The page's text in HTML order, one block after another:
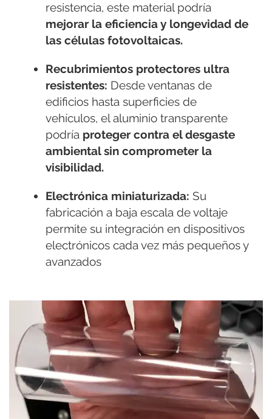
resistencia, este material podría
mejorar la eficiencia y longevidad de
las células fotovoltaicas.
Recubrimientos protectores ultra
resistentes: Desde ventanas de
edificios hasta superficies de
vehículos, el aluminio transparente
podría proteger contra el desgaste
ambiental sin comprometer la
visibilidad.
Electrónica miniaturizada: Su
fabricación a baja escala de voltaje
permite su integración en dispositivos
electrónicos cada vez más pequeños y
avanzados